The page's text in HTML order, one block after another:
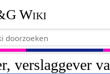
Wiki
verslaggever